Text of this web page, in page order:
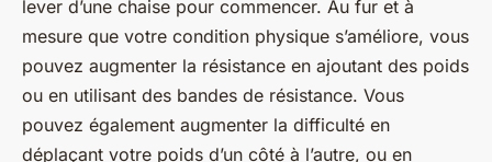
lever d’une chaise pour commencer. Au fur et à
mesure que votre condition physique s’améliore, vous
pouvez augmenter la résistance en ajoutant des poids
ou en utilisant des bandes de résistance. Vous
pouvez également augmenter la difficulté en
déplaçant votre poids d’un côté à l’autre, ou en